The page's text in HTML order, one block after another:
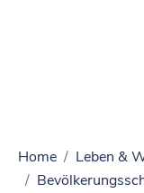
Home
Leben &